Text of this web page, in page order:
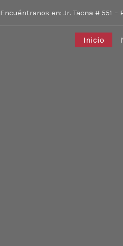
Encuéntranos en: Jr. Tacna # 551 –
Inicio